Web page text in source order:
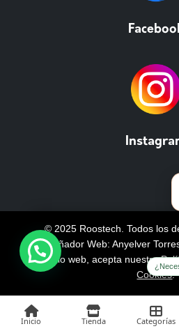
© 2025 Roostech. Todos los
Diseñador Web: Anyelver
sitio web, acepta nuestra
Cookies.
Inicio Tienda Categorías